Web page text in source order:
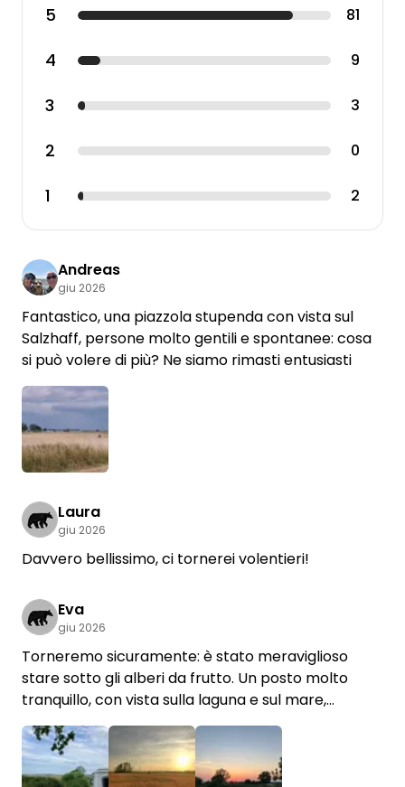
5 81
4 9
3 3
2 0
1 2
Andreas
giu 2026
Fantastico, una piazzola stupenda con vista sul
Salzhaff, persone molto gentili e spontanee: cosa
si può volere di più? Ne siamo rimasti entusiasti
Laura
giu 2026
Davvero bellissimo, ci tornerei volentieri!
Eva
giu 2026
Torneremo sicuramente: è stato meraviglioso
stare sotto gli alberi da frutto. Un posto molto
tranquillo, con vista sulla laguna e sul mare,
tramonti fantastici e pochissime zanzare.